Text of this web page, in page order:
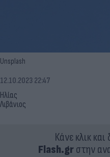
Unsplash
Ηλίας
Λιβάνιος
12.10.2023 22:47
Κάνε κλικ
Flash.grστην